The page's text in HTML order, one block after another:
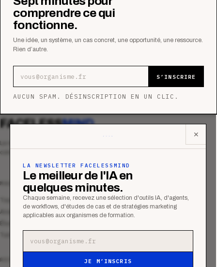
comprendre ce qui
fonctionne.
Une idée, un système, un cas concret, une opportunité, une ressource.
Rien d’autre.
S’INSCRIRE
AUCUN SPAM. DÉSINSCRIPTION EN UN CLIC.
✕
LA NEWSLETTER FACELESSMIND
Le meilleur de l'IA en
quelques minutes.
Chaque semaine, recevez une sélection d'outils IA, d'agents,
de workflows, d'études de cas et de stratégies marketing
applicables aux organismes de formation.
JE M’INSCRIS
FACELESSMIND
commerciale des organismes de formation.
MAGAZINE
Tous les articles
Analyses
Tutoriels
RESSOURCES